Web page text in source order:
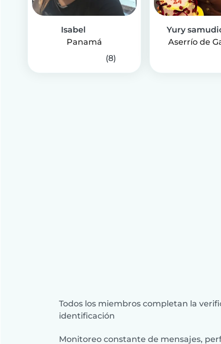
Isabel
Panamá
(8)
Yury
Aserrío de
Todos los miembros completan la
identificación
Monitoreo constante de mensajes,